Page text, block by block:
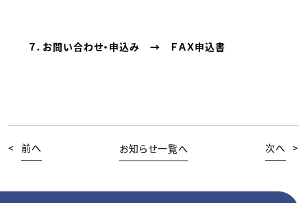
７． お問い合わせ・申込み → ＦＡＸ申込書
< 前へ 次へ >
お知らせ一覧へ